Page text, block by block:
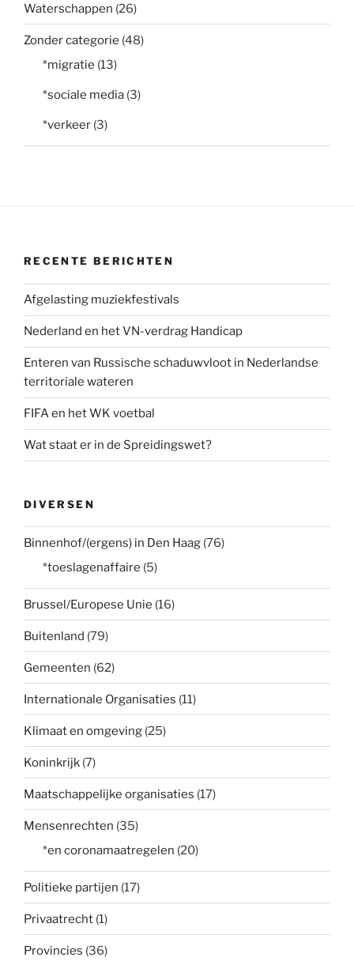
Waterschappen (26)
Zonder categorie (48)
*migratie (13)
*sociale media (3)
*verkeer (3)
RECENTE BERICHTEN
Afgelasting muziekfestivals
Nederland en het VN-verdrag Handicap
Enteren van Russische schaduwvloot in Nederlandse
territoriale wateren
FIFA en het WK voetbal
Wat staat er in de Spreidingswet?
DIVERSEN
Binnenhof/(ergens) in Den Haag (76)
*toeslagenaffaire (5)
Brussel/Europese Unie (16)
Buitenland (79)
Gemeenten (62)
Internationale Organisaties (11)
Klimaat en omgeving (25)
Koninkrijk (7)
Maatschappelijke organisaties (17)
Mensenrechten (35)
*en coronamaatregelen (20)
Politieke partijen (17)
Privaatrecht (1)
Provincies (36)